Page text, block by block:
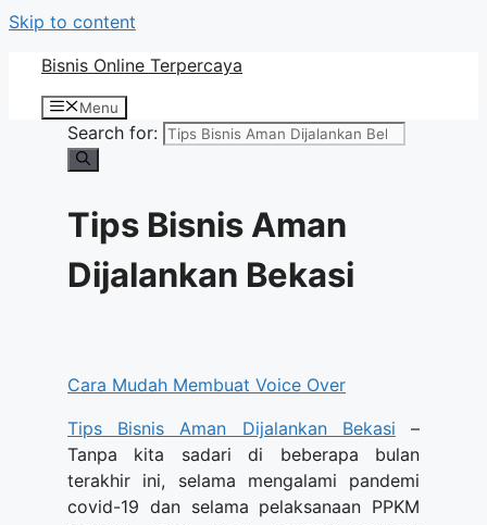
Skip to content
Bisnis Online Terpercaya
Menu
Search for:
Tips Bisnis Aman
Dijalankan Bekasi
Cara Mudah Membuat Voice Over
Tips Bisnis Aman Dijalankan Bekasi –
Tanpa kita sadari di beberapa bulan
terakhir ini, selama mengalami pandemi
covid-19 dan selama pelaksanaan PPKM